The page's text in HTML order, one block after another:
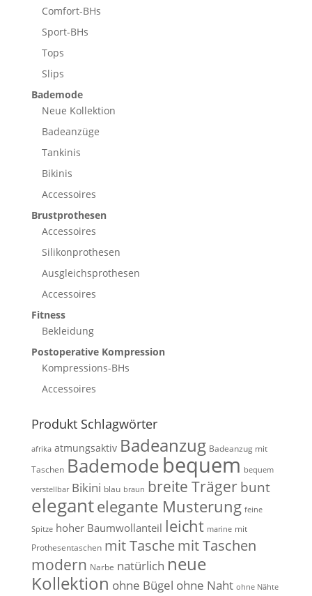
Comfort-BHs
Sport-BHs
Tops
Slips
Bademode
Neue Kollektion
Badeanzüge
Tankinis
Bikinis
Accessoires
Brustprothesen
Accessoires
Silikonprothesen
Ausgleichsprothesen
Accessoires
Fitness
Bekleidung
Postoperative Kompression
Kompressions-BHs
Accessoires
Produkt Schlagwörter
afrika atmungsaktiv Badeanzug Badeanzug mit
Taschen Bademodebequem bequem
verstellbar Bikini blau braun breite Träger bunt
elegantelegante Musterung feine
Spitze hoher Baumwollanteil leicht marine mit
Prothesentaschen mit Taschemit Taschen
modern Narbe natürlich neue
Kollektion ohne Bügel ohne Naht ohne Nähte